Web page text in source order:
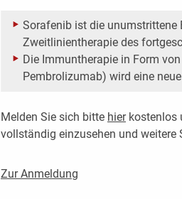
Sorafenib ist die unumstrittene
Zweitlinien­therapie des
Die Immuntherapie in Form
Pembrolizumab) wird eine
Melden Sie sich bitte hierkostenlos
vollständig einzusehen und weitere
Zur Anmeldung